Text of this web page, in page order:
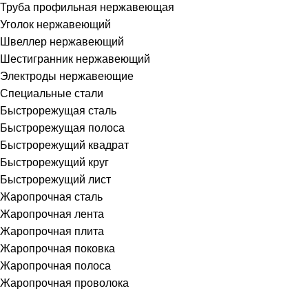
Труба профильная нержавеющая
Уголок нержавеющий
Швеллер нержавеющий
Шестигранник нержавеющий
Электроды нержавеющие
Специальные стали
Быстрорежущая сталь
Быстрорежущая полоса
Быстрорежущий квадрат
Быстрорежущий круг
Быстрорежущий лист
Жаропрочная сталь
Жаропрочная лента
Жаропрочная плита
Жаропрочная поковка
Жаропрочная полоса
Жаропрочная проволока